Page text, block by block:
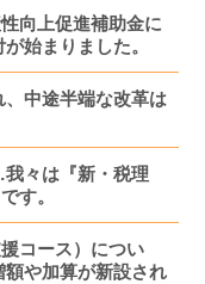
向上促進補助金に
始まりました。
中途半端な改革は
々は『新・税理
す。
コース）につい
や加算が新設され